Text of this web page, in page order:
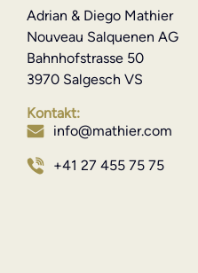
Adrian & Diego Mathier
Nouveau Salquenen AG
Bahnhofstrasse 50
3970 Salgesch VS
Kontakt:
info@mathier.com
+41 27 455 75 75